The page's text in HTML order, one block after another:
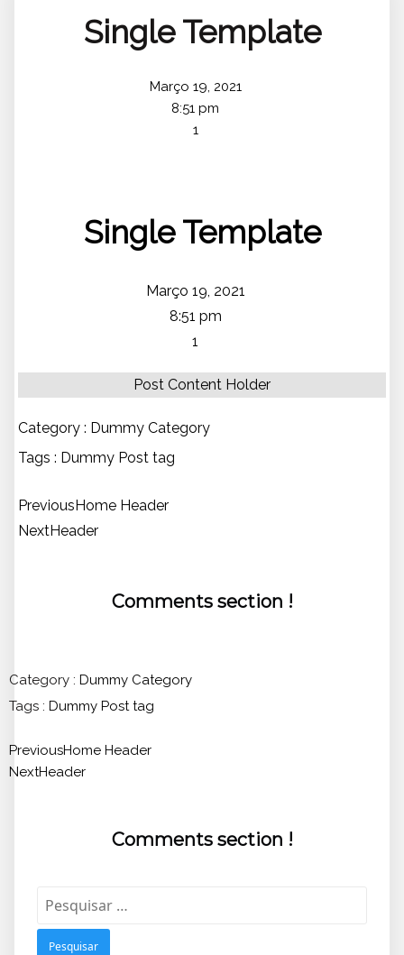
Single Template
Março 19, 2021
8:51 pm
1
Single Template
Março 19, 2021
8:51 pm
1
Post Content Holder
Category : Dummy Category
Tags : Dummy Post tag
PreviousHome Header
NextHeader
Comments section !
Category : Dummy Category
Tags : Dummy Post tag
PreviousHome Header
NextHeader
Comments section !
Pesquisar